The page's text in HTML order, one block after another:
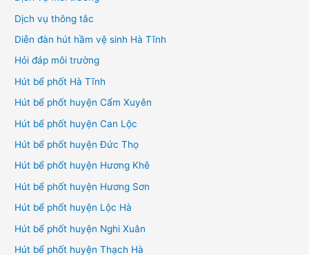
Dịch vụ thông tắc
Diễn đàn hút hầm vệ sinh Hà Tĩnh
Hỏi đáp môi trường
Hút bể phốt Hà Tĩnh
Hút bể phốt huyện Cẩm Xuyên
Hút bể phốt huyện Can Lộc
Hút bể phốt huyện Đức Thọ
Hút bể phốt huyện Hương Khê
Hút bể phốt huyện Hương Sơn
Hút bể phốt huyện Lộc Hà
Hút bể phốt huyện Nghi Xuân
Hút bể phốt huyện Thạch Hà